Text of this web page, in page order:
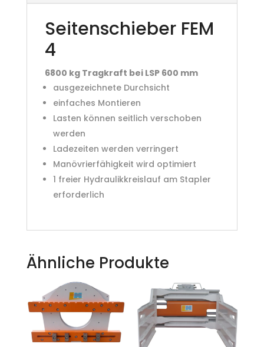
Seitenschieber FEM
4
6800 kg Tragkraft bei LSP 600 mm
ausgezeichnete Durchsicht
einfaches Montieren
Lasten können seitlich verschoben
werden
Ladezeiten werden verringert
Manövrierfähigkeit wird optimiert
1 freier Hydraulikkreislauf am Stapler
erforderlich
Ähnliche Produkte